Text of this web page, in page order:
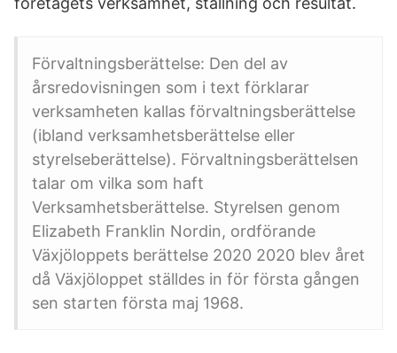
Förvaltningsberättelse: Den del av
årsredovisningen som i text förklarar
verksamheten kallas förvaltningsberättelse
(ibland verksamhetsberättelse eller
styrelseberättelse). Förvaltningsberättelsen
talar om vilka som haft
Verksamhetsberättelse. Styrelsen genom
Elizabeth Franklin Nordin, ordförande
Växjöloppets berättelse 2020 2020 blev året
då Växjöloppet ställdes in för första gången
sen starten första maj 1968.